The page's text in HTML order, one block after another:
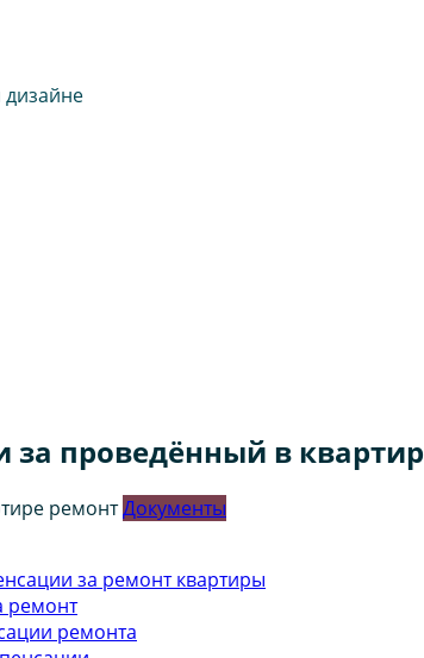
дизайне
проведённый в
Документы
за ремонт квартиры
ремонт
ремонта